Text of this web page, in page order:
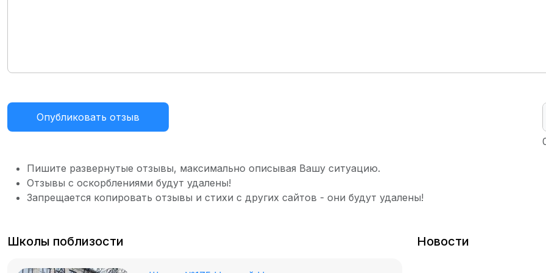
Опубликовать отзыв
Пишите развернутые отзывы, максимально описывая Вашу ситуацию.
Отзывы с оскорблениями будут удалены!
Запрещается копировать отзывы и стихи с других сайтов - они будут удалены!
Школы поблизости Новости